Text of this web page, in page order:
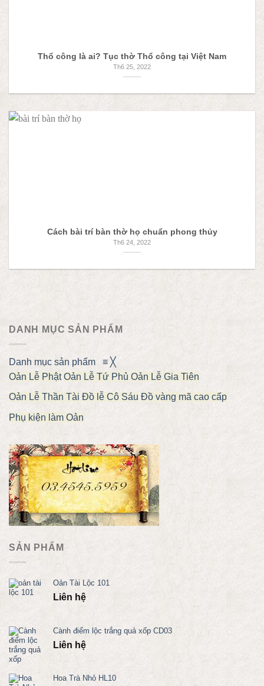
Thổ công là ai? Tục thờ Thổ công tại Việt Nam
Th6 25, 2022
Cách bài trí bàn thờ họ chuẩn phong thủy
Th6 24, 2022
DANH MỤC SẢN PHẨM
Danh mục sản phẩm ≡ ╳
Oản Lễ Phật Oản Lễ Tứ Phủ Oản Lễ Gia Tiên
Oản Lễ Thần Tài Đồ lễ Cô Sáu Đồ vàng mã cao cấp
Phụ kiện làm Oản
SẢN PHẨM
Oản Tài Lộc 101
Liên hệ
Cành điểm lộc trắng quả xốp CD03
Liên hệ
Hoa Trà Nhỏ HL10